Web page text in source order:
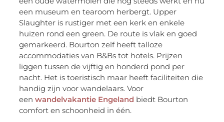
een museum en tearoom herbergt. Upper
Slaughter is rustiger met een kerk en enkele
huizen rond een green. De route is vlak en goed
gemarkeerd. Bourton zelf heeft talloze
accommodaties van B&Bs tot hotels. Prijzen
liggen tussen de vijftig en honderd pond per
nacht. Het is toeristisch maar heeft faciliteiten die
handig zijn voor wandelaars. Voor
eenwandelvakantie Engeland biedt Bourton
comfort en schoonheid in één.